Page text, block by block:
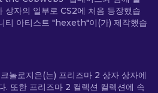
상자의 일부로 CS2에 처음 등장했습
티 아티스트 "hexeth"이(가) 제작했습
놀로지은(는) 프리즈마 2 상자 상자에
. 또한 프리즈마 2 컬렉션 컬렉션에 속